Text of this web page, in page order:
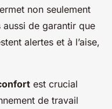
non seulement
de garantir que
alertes et à l’aise,
est crucial
de travail